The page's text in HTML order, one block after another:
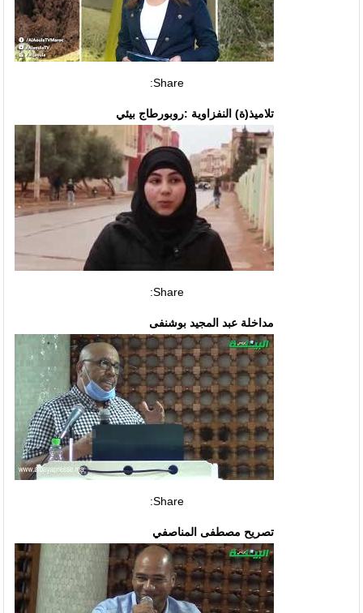
Share:
تلاميذ(ة) النفزاوية :روبورطاج بيئي
Share:
مداخلة عبد المجيد بوشنفى
Share:
تصريح مصطفى المناصفي